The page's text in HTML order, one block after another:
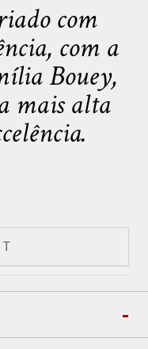
com
com a
Bouey,
mais alta